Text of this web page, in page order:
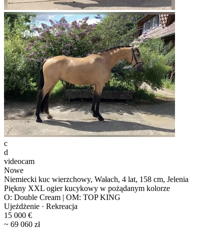
c
d
videocam
Nowe
Niemiecki kuc wierzchowy, Wałach, 4 lat, 158 cm, Jelenia
Piękny XXL ogier kucykowy w pożądanym kolorze
O: Double Cream | OM: TOP KING
Ujeżdżenie · Rekreacja
15 000 €
~ 69 060 zł